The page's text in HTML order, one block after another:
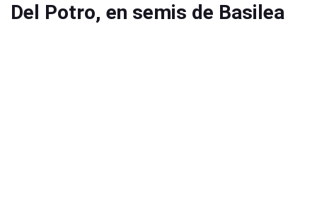
Del Potro, en semis de Basilea